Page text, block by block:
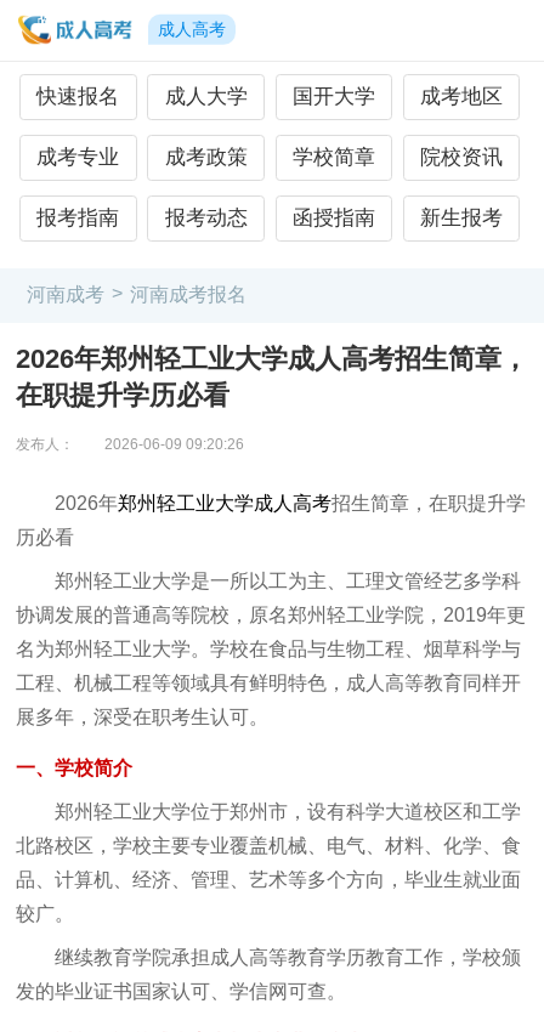
成人高考
快速报名 成人大学 国开大学 成考地区
成考专业 成考政策 学校简章 院校资讯
报考指南 报考动态 函授指南 新生报考
河南成考 > 河南成考报名
2026年郑州轻工业大学成人高考招生简章，
在职提升学历必看
发布人： 2026-06-09 09:20:26
2026年郑州轻工业大学成人高考招生简章，在职提升学
历必看
郑州轻工业大学是一所以工为主、工理文管经艺多学科
协调发展的普通高等院校，原名郑州轻工业学院，2019年更
名为郑州轻工业大学。学校在食品与生物工程、烟草科学与
工程、机械工程等领域具有鲜明特色，成人高等教育同样开
展多年，深受在职考生认可。
一、学校简介
郑州轻工业大学位于郑州市，设有科学大道校区和工学
北路校区，学校主要专业覆盖机械、电气、材料、化学、食
品、计算机、经济、管理、艺术等多个方向，毕业生就业面
较广。
继续教育学院承担成人高等教育学历教育工作，学校颁
发的毕业证书国家认可、学信网可查。